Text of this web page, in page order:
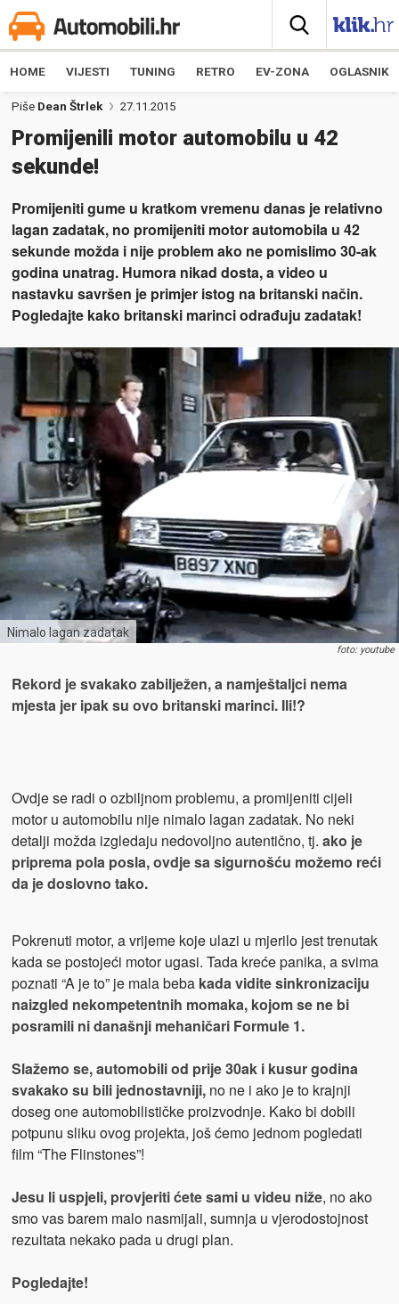
HOME VIJESTI TUNING RETRO EV-ZONA OGLASNIK
Piše Dean Štrlek 27.11.2015
Promijenili motor automobilu u 42
sekunde!
Promijeniti gume u kratkom vremenu danas je relativno
lagan zadatak, no promijeniti motor automobila u 42
sekunde možda i nije problem ako ne pomislimo 30-ak
godina unatrag. Humora nikad dosta, a video u
nastavku savršen je primjer istog na britanski način.
Pogledajte kako britanski marinci odrađuju zadatak!
Nimalo lagan zadatak
foto: youtube
Rekord je svakako zabilježen, a namještaljci nema
mjesta jer ipak su ovo britanski marinci. Ili!?
Ovdje se radi o ozbiljnom problemu, a promijeniti cijeli
motor u automobilu nije nimalo lagan zadatak. No neki
detalji možda izgledaju nedovoljno autentično, tj. ako je
priprema pola posla, ovdje sa sigurnošću možemo reći
da je doslovno tako.
Pokrenuti motor, a vrijeme koje ulazi u mjerilo jest trenutak
kada se postojeći motor ugasi. Tada kreće panika, a svima
poznati “A je to” je mala beba kada vidite sinkronizaciju
naizgled nekompetentnih momaka, kojom se ne bi
posramili ni današnji mehaničari Formule 1.
Slažemo se, automobili od prije 30ak i kusur godina
svakako su bili jednostavniji,no ne i ako je to krajnji
doseg one automobilističke proizvodnje. Kako bi dobili
potpunu sliku ovog projekta, još ćemo jednom pogledati
film “The Flinstones”!
Jesu li uspjeli, provjeriti ćete sami u videu niže, no ako
smo vas barem malo nasmijali, sumnja u vjerodostojnost
rezultata nekako pada u drugi plan.
Pogledajte!